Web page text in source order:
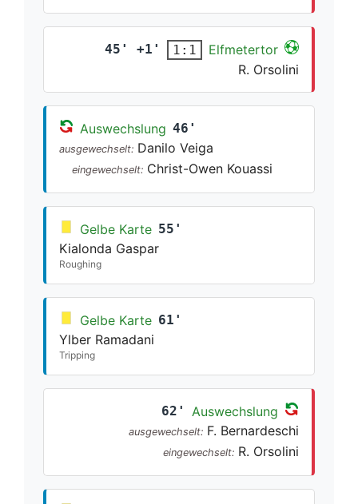
45' +1' 1:1
Elfmetertor
R. Orsolini
Auswechslung 46'
ausgewechselt: Danilo Veiga
eingewechselt: Christ-Owen Kouassi
Gelbe Karte 55'
Kialonda Gaspar
Roughing
Gelbe Karte 61'
Ylber Ramadani
Tripping
62' Auswechslung
ausgewechselt: F. Bernardeschi
eingewechselt: R. Orsolini